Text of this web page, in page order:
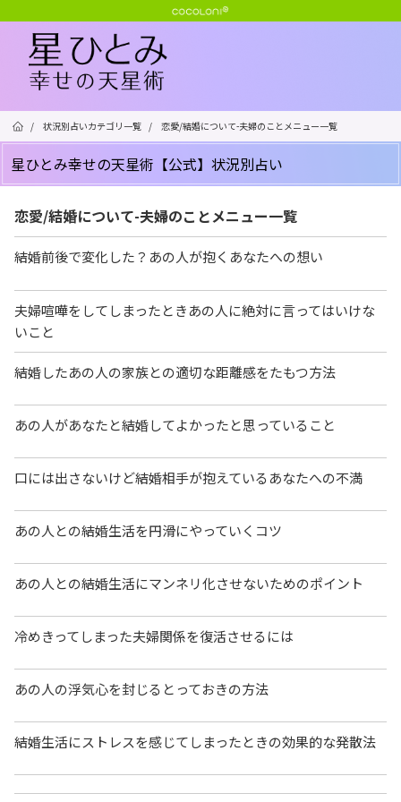
/ 状況別占いカテゴリ一覧 / 恋愛/結婚について-夫婦のことメニュー一覧
星ひとみ幸せの天星術【公式】状況別占い
恋愛/結婚について-夫婦のことメニュー一覧
結婚前後で変化した？あの人が抱くあなたへの想い
夫婦喧嘩をしてしまったときあの人に絶対に言ってはいけな
いこと
結婚したあの人の家族との適切な距離感をたもつ方法
あの人があなたと結婚してよかったと思っていること
口には出さないけど結婚相手が抱えているあなたへの不満
あの人との結婚生活を円滑にやっていくコツ
あの人との結婚生活にマンネリ化させないためのポイント
冷めきってしまった夫婦関係を復活させるには
あの人の浮気心を封じるとっておきの方法
結婚生活にストレスを感じてしまったときの効果的な発散法